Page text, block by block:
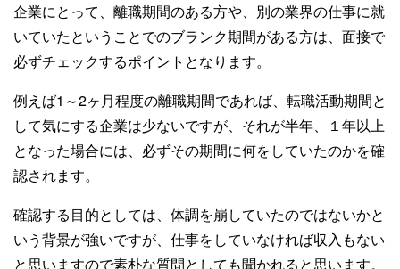
企業にとって、離職期間のある方や、別の業界の仕事に就
いていたということでのブランク期間がある方は、面接で
必ずチェックするポイントとなります。
例えば1～2ヶ月程度の離職期間であれば、転職活動期間と
して気にする企業は少ないですが、それが半年、１年以上
となった場合には、必ずその期間に何をしていたのかを確
認されます。
確認する目的としては、体調を崩していたのではないかと
いう背景が強いですが、仕事をしていなければ収入もない
と思いますので素朴な質問としても聞かれると思います。